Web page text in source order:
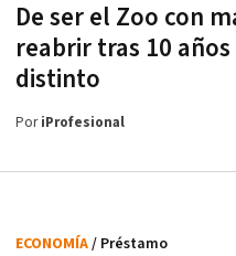
De ser el Zoo con
reabrir tras 10
distinto
PoriProfesional
ECONOMÍA/ Préstamo